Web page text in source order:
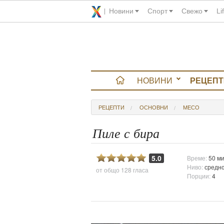
Новини Спорт Свежо
НОВИНИ
РЕЦЕПТИ ОСНОВНИ МЕСО
Пиле с бира
5.0
от общо 128 гласа
Време:50
Ниво:
Порции:4